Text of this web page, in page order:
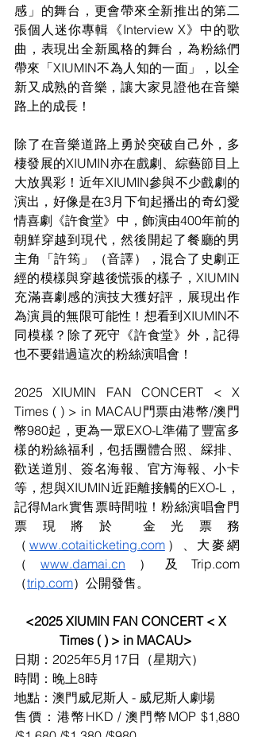
感」的舞台，更會帶來全新推出的第二
張個人迷你專輯《Interview X》中的歌
曲，表現出全新風格的舞台，為粉絲們
帶來「XIUMIN不為人知的一面」，以全
新又成熟的音樂，讓大家見證他在音樂
路上的成長！
除了在音樂道路上勇於突破自己外，多
棲發展的XIUMIN亦在戲劇、綜藝節目上
大放異彩！近年XIUMIN參與不少戲劇的
演出，好像是在3月下旬起播出的奇幻愛
情喜劇《許食堂》中，飾演由400年前的
朝鮮穿越到現代，然後開起了餐廳的男
主角「許筠」（音譯），混合了史劇正
經的模樣與穿越後慌張的樣子，XIUMIN
充滿喜劇感的演技大獲好評，展現出作
為演員的無限可能性！想看到XIUMIN不
同模樣？除了死守《許食堂》外，記得
也不要錯過這次的粉絲演唱會！
2025 XIUMIN FAN CONCERT < X
Times ( ) > in MACAU門票由港幣/澳門
幣980起，更為一眾EXO-L準備了豐富多
樣的粉絲福利，包括團體合照、綵排、
歡送道別、簽名海報、官方海報、小卡
等，想與XIUMIN近距離接觸的EXO-L，
記得Mark實售票時間啦！粉絲演唱會門
票現將於​​金光票務
（ www.cotaiticketing.com）、大麥網
（ www.damai.cn ）及Trip.com
（trip.com）公開發售。
<2025 XIUMIN FAN CONCERT < X
Times ( ) > in MACAU>
日期：2025年5月17日（星期六）
時間：晚上8時
地點： 澳門威尼斯人 - 威尼斯人劇場
售價： 港幣HKD / 澳門幣MOP $1,880